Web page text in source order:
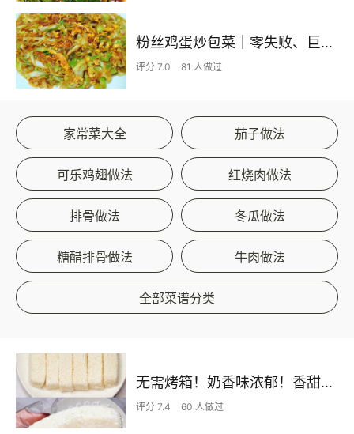
粉丝鸡蛋炒包菜｜零失败、巨下饭
评分 7.0 81 人做过
家常菜大全 茄子做法
可乐鸡翅做法 红烧肉做法
排骨做法 冬瓜做法
糖醋排骨做法 牛肉做法
全部菜谱分类
无需烤箱！奶香味浓郁！香甜嫩滑的椰蓉奶糕
评分 7.4 60 人做过